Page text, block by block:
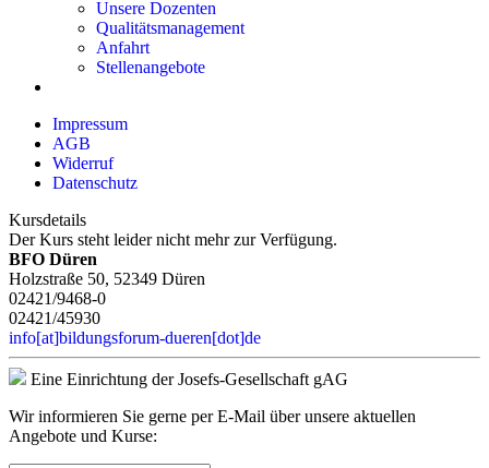
Unsere Dozenten
Qualitätsmanagement
Anfahrt
Stellenangebote
Impressum
AGB
Widerruf
Datenschutz
Kursdetails
Der Kurs steht leider nicht mehr zur Verfügung.
BFO Düren
Holzstraße 50, 52349 Düren
02421/9468-0
02421/45930
info[at]bildungsforum-dueren[dot]de
Eine Einrichtung der Josefs-Gesellschaft gAG
Wir informieren Sie gerne per E-Mail über unsere aktuellen
Angebote und Kurse: